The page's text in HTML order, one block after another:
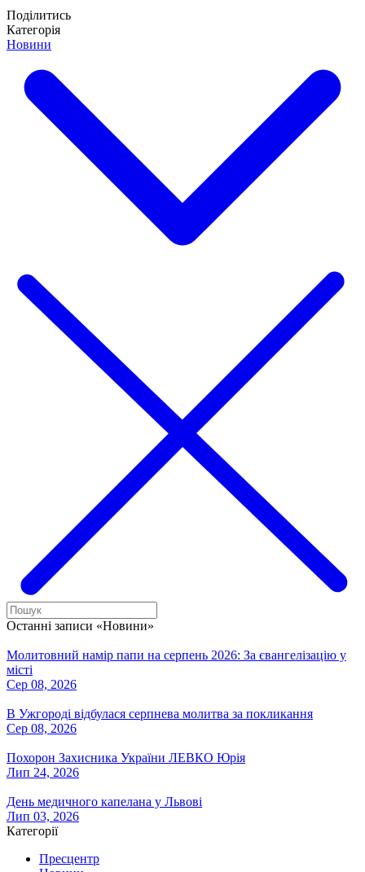
Поділитись
Категорія
Новини
Останні записи «Новини»
Молитовний намір папи на серпень 2026: За євангелізацію у
місті
Сер 08, 2026
В Ужгороді відбулася серпнева молитва за покликання
Сер 08, 2026
Похорон Захисника України ЛЕВКО Юрія
Лип 24, 2026
День медичного капелана у Львові
Лип 03, 2026
Категорії
Пресцентр